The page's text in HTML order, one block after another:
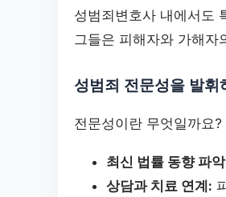
성범죄변호사 내에서도
그들은 피해자와 가해자
성범죄 전문성을 발휘
전문성이란 무엇일까요
최신 법률 동향 파
상담과 치료 연계: